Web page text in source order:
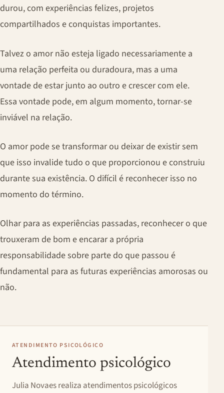
durou, com experiências felizes, projetos
compartilhados e conquistas importantes.
Talvez o amor não esteja ligado necessariamente a
uma relação perfeita ou duradoura, mas a uma
vontade de estar junto ao outro e crescer com ele.
Essa vontade pode, em algum momento, tornar-se
inviável na relação.
O amor pode se transformar ou deixar de existir sem
que isso invalide tudo o que proporcionou e construiu
durante sua existência. O difícil é reconhecer isso no
momento do término.
Olhar para as experiências passadas, reconhecer o que
trouxeram de bom e encarar a própria
responsabilidade sobre parte do que passou é
fundamental para as futuras experiências amorosas ou
não.
ATENDIMENTO PSICOLÓGICO
Atendimento psicológico
Julia Novaes realiza atendimentos psicológicos